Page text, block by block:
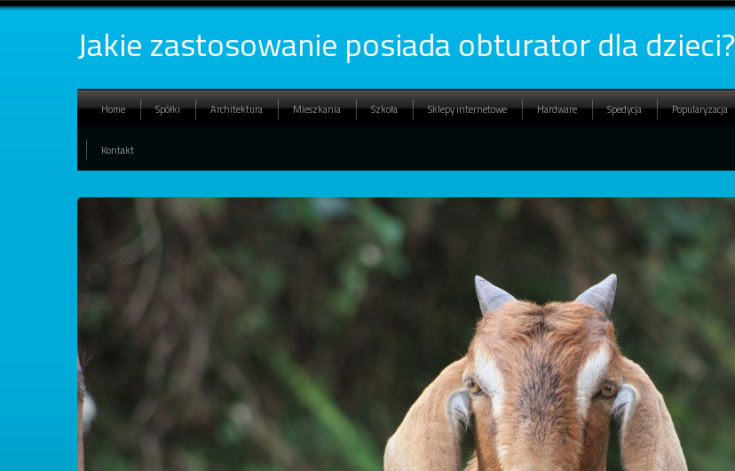
Jakie zastosowanie posiada obturator dla dzieci?
Home Spółki Architektura Mieszkania Szkoła Sklepy internetowe Hardware Spedycja Popularyzacja
Kontakt